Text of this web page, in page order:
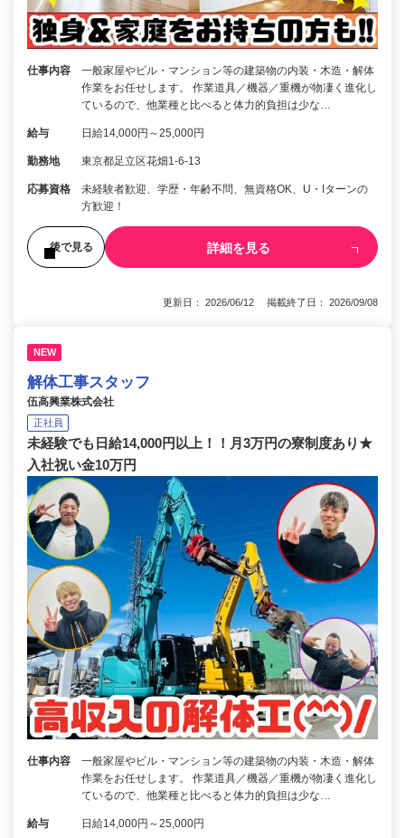
仕事内容
一般家屋やビル・マンション等の建築物の内装・木造・解体
作業をお任せします。 作業道具／機器／重機が物凄く進化し
ているので、他業種と比べると体力的負担は少な…
給与 日給14,000円～25,000円
勤務地 東京都足立区花畑1-6-13
応募資格
未経験者歓迎、学歴・年齢不問、無資格OK、U・Iターンの
方歓迎！
後で見る 詳細を見る
更新日： 2026/06/12 掲載終了日： 2026/09/08
NEW
解体工事スタッフ
伍高興業株式会社
正社員
未経験でも日給14,000円以上！！月3万円の寮制度あり★
入社祝い金10万円
仕事内容
一般家屋やビル・マンション等の建築物の内装・木造・解体
作業をお任せします。 作業道具／機器／重機が物凄く進化し
ているので、他業種と比べると体力的負担は少な…
給与 日給14,000円～25,000円